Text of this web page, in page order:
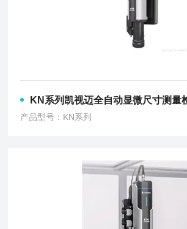
KN系列凯视迈全自动显微尺寸测量
产品型号：KN系列